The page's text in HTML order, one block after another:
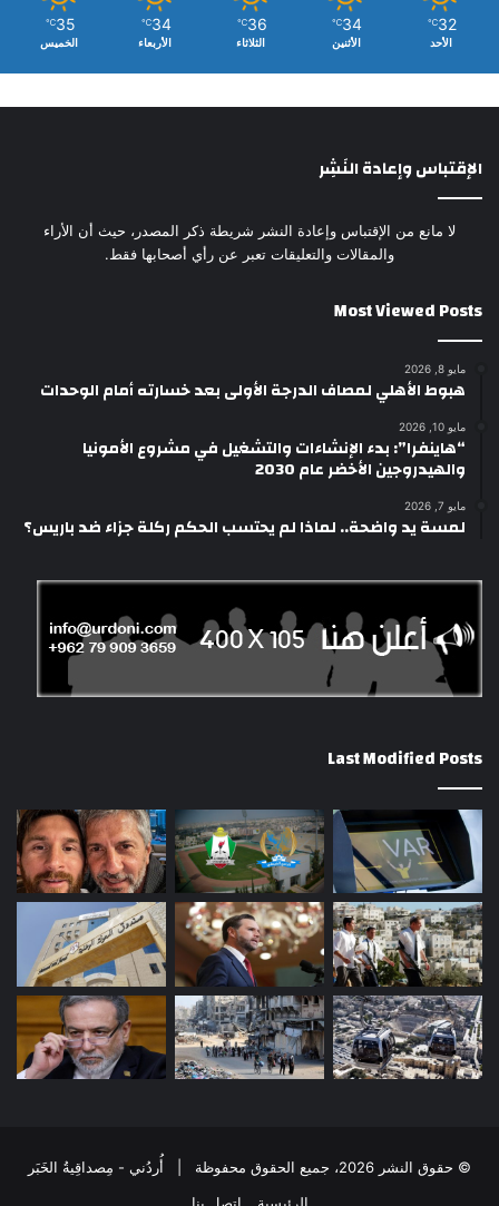
32
℃
الأحد
34
℃
الأثنين
36
℃
الثلاثاء
34
℃
الأربعاء
35
℃
الخميس
الإقتباس وإعادة النَشِر
لا مانع من الإقتباس وإعادة النشر شريطة ذكر المصدر، حيث أن الأراء
والمقالات والتعليقات تعبر عن رأي أصحابها فقط.
Most Viewed Posts
مايو 8, 2026
هبوط الأهلي لمصاف الدرجة الأولى بعد خسارته أمام الوحدات
مايو 10, 2026
“هاينفرا”: بدء الإنشاءات والتشغيل في مشروع الأمونيا
والهيدروجين الأخضر عام 2030
مايو 7, 2026
لمسة يد واضحة.. لماذا لم يحتسب الحكم ركلة جزاء ضد باريس؟
Last Modified Posts
© حقوق النشر 2026، جميع الحقوق محفوظة | أُردُني - مِصداقِيةُ الخَبَر